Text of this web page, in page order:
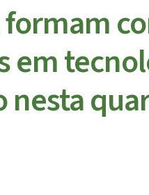
formam
em
nesta